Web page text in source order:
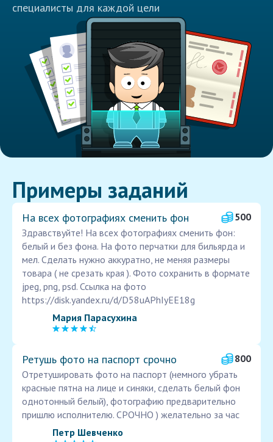
специалисты для каждой цели
Примеры заданий
На всех фотографиях сменить фон
500
Здравствуйте! На всех фотографиях сменить фон:
белый и без фона. На фото перчатки для бильярда и
мел. Сделать нужно аккуратно, не меняя размеры
товара ( не срезать края ). Фото сохранить в формате
jpeg, png, psd. Ссылка на фото
https://disk.yandex.ru/d/D58uAPhIyEE18g
Мария Парасухина
Ретушь фото на паспорт срочно
800
Отретушировать фото на паспорт (немного убрать
красные пятна на лице и синяки, сделать белый фон
однотонный белый), фотографию предварительно
пришлю исполнителю. СРОЧНО ) желательно за час
Петр Шевченко